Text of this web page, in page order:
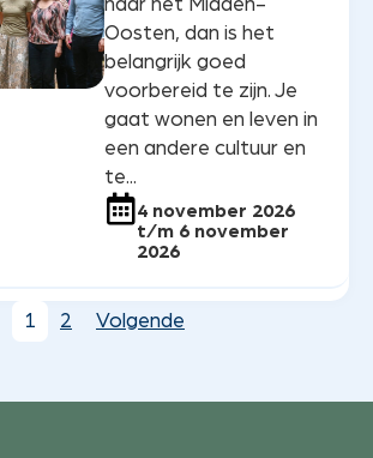
naar het Midden-
Oosten, dan is het
belangrijk goed
voorbereid te zijn. Je
gaat wonen en leven in
een andere cultuur en
te...
4 november 2026
t/m 6 november
2026
1 2 Volgende